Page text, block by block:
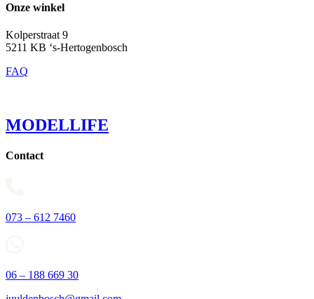
Onze winkel
Kolperstraat 9
5211 KB ‘s-Hertogenbosch
FAQ
MODELLIFE
Contact
073 – 612 7460
06 – 188 669 30